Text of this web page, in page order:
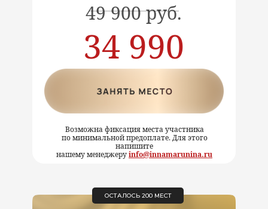
ОСТАЛОСЬ 200 МЕСТ
Возможна фиксация места участника
по минимальной предоплате. Для этого
напишите
нашему менеджеруinfo@innamarunina.ru
-
34 990
руб.
49 900 руб.